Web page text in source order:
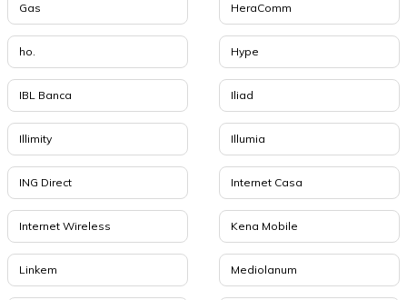
Gas HeraComm
ho. Hype
IBL Banca Iliad
Illimity Illumia
ING Direct Internet Casa
Internet Wireless Kena Mobile
Linkem Mediolanum